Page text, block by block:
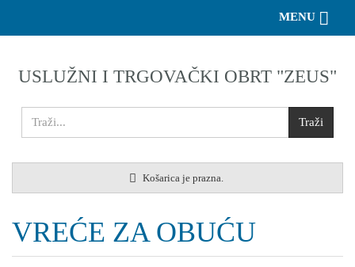
USLUŽNI I TRGOVAČKI OBRT "ZEUS"
Košarica je prazna.
MENU
VREĆE ZA OBUĆU